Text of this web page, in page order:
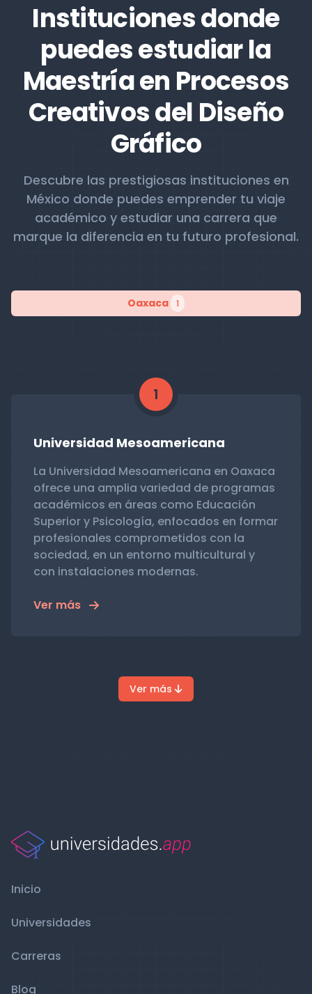
Instituciones donde
puedes estudiar la
Maestría en Procesos
Creativos del Diseño
Gráfico
Descubre las prestigiosas instituciones en
México donde puedes emprender tu viaje
académico y estudiar una carrera que
marque la diferencia en tu futuro profesional.
Oaxaca 1
1
Universidad Mesoamericana
La Universidad Mesoamericana en Oaxaca
ofrece una amplia variedad de programas
académicos en áreas como Educación
Superior y Psicología, enfocados en formar
profesionales comprometidos con la
sociedad, en un entorno multicultural y
con instalaciones modernas.
Ver más
Ver más
Inicio
Universidades
Carreras
Blog